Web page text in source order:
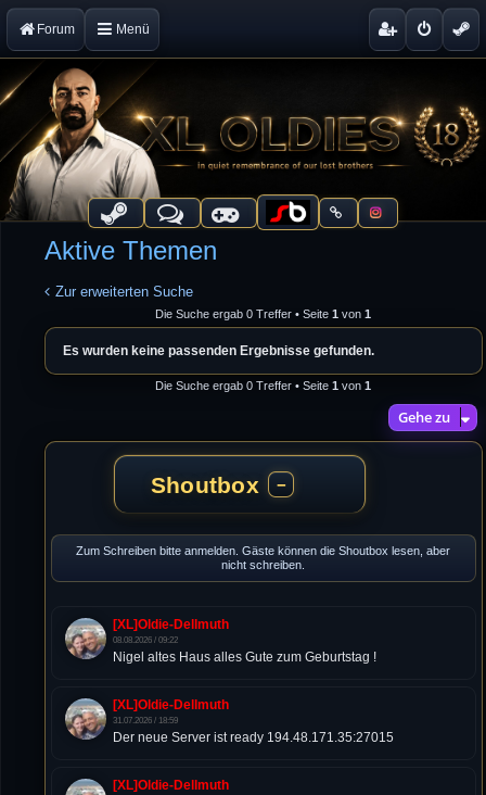
Forum Menü
Aktive Themen
Zur erweiterten Suche
Die Suche ergab 0 Treffer • Seite1 von1
Es wurden keine passenden Ergebnisse gefunden.
Die Suche ergab 0 Treffer • Seite1 von1
Gehe zu
Shoutbox −
Zum Schreiben bitte anmelden. Gäste können die Shoutbox lesen, aber
nicht schreiben.
[XL]Oldie-Dellmuth
08.08.2026 / 09:22
Nigel altes Haus alles Gute zum Geburtstag !
[XL]Oldie-Dellmuth
31.07.2026 / 18:59
Der neue Server ist ready 194.48.171.35:27015
[XL]Oldie-Dellmuth